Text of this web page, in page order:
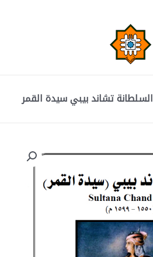
السلطانة تشاند بيبي سيدة القمر